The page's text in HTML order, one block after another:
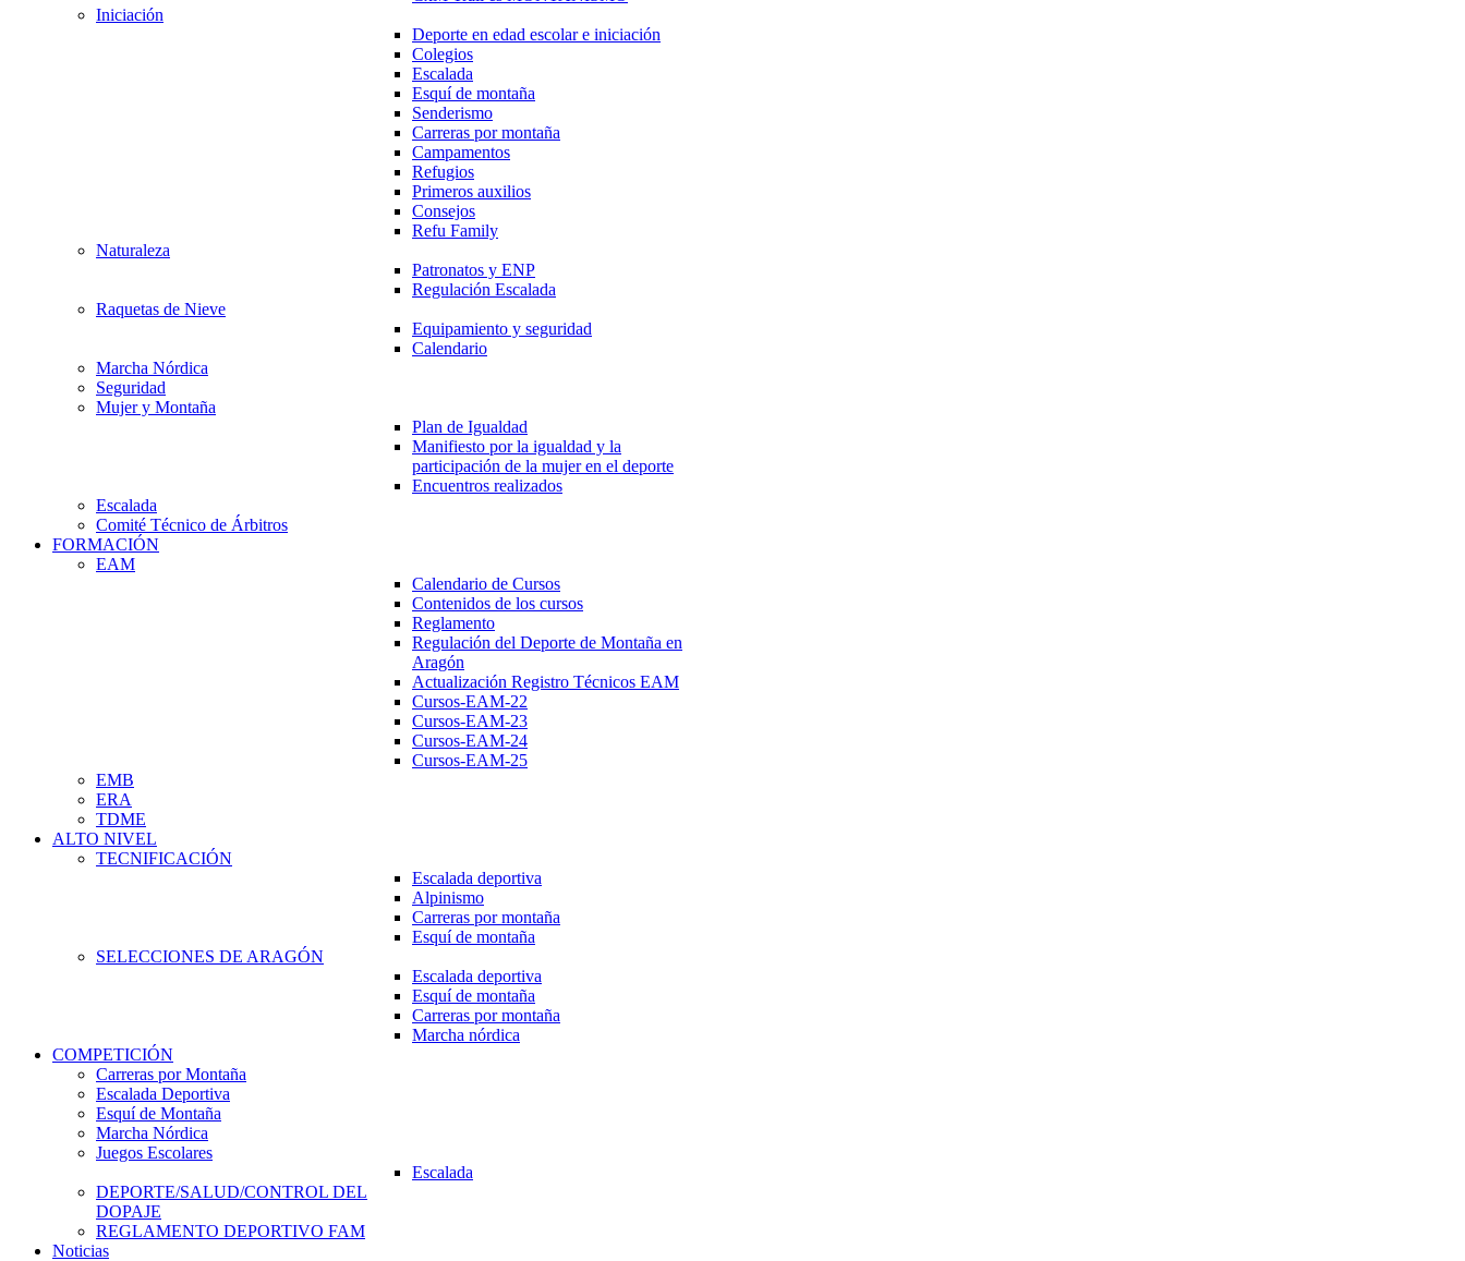
Iniciación
Deporte en edad escolar e iniciación
Colegios
Escalada
Esquí de montaña
Senderismo
Carreras por montaña
Campamentos
Refugios
Primeros auxilios
Consejos
Refu Family
Naturaleza
Patronatos y ENP
Regulación Escalada
Raquetas de Nieve
Equipamiento y seguridad
Calendario
Marcha Nórdica
Seguridad
Mujer y Montaña
Plan de Igualdad
Manifiesto por la igualdad y la
participación de la mujer en el deporte
Encuentros realizados
Escalada
Comité Técnico de Árbitros
FORMACIÓN
EAM
Calendario de Cursos
Contenidos de los cursos
Reglamento
Regulación del Deporte de Montaña en
Aragón
Actualización Registro Técnicos EAM
Cursos-EAM-22
Cursos-EAM-23
Cursos-EAM-24
Cursos-EAM-25
EMB
ERA
TDME
ALTO NIVEL
TECNIFICACIÓN
Escalada deportiva
Alpinismo
Carreras por montaña
Esquí de montaña
SELECCIONES DE ARAGÓN
Escalada deportiva
Esquí de montaña
Carreras por montaña
Marcha nórdica
COMPETICIÓN
Carreras por Montaña
Escalada Deportiva
Esquí de Montaña
Marcha Nórdica
Juegos Escolares
Escalada
DEPORTE/SALUD/CONTROL DEL
DOPAJE
REGLAMENTO DEPORTIVO FAM
Noticias